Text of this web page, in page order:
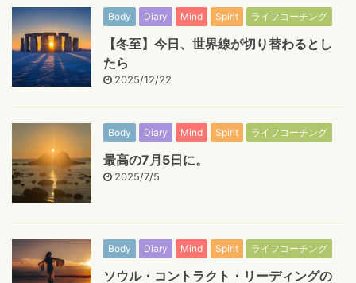
Body Diary Mind Spirit ライフコーチング
【冬至】今日、世界線が切り替わるとし
たら
2025/12/22
Body Diary Mind Spirit ライフコーチング
最高の7月5日に。
2025/7/5
Body Diary Mind Spirit ライフコーチング
ソウル・コントラクト・リーディングの